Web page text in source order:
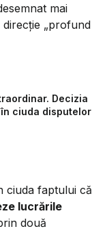
mai
„profund
Decizia
ciuda disputelor
ciuda faptului că
lucrările
două